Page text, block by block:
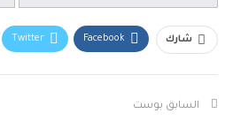
شارك Facebook
Twitter
السابق بوست